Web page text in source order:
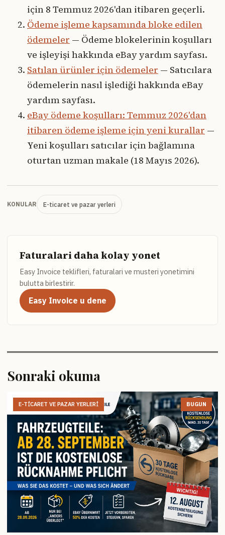
için 8 Temmuz 2026'dan itibaren geçerli.
Ödeme işleme kapsamında bloke edilen
ödemeler — Ödeme blokelerinin koşulları
ve işleyişi hakkında eBay yardım sayfası.
Satılan ürünler için ödemeler — Satıcılara
ödemelerin nasıl işlediği hakkında eBay
yardım sayfası.
eBay ödeme koşulları: Temmuz 2026'dan
itibaren ödeme işleme için yeni kurallar —
Yeni koşulları satıcılar için bağlamına
oturtan uzman makale (18 Mayıs 2026).
KONULAR E-ticaret ve pazar yerleri
Faturalari daha kolay yonet
Easy Invoice teklifleri, faturalari ve musteri yonetimini
bulutta birlestirir.
Easy Invoice u dene
Sonraki okuma
E-TICARET VE PAZAR YERLERI BUGUN